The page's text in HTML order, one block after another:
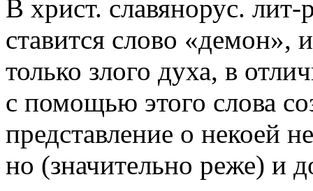
В христ. славянорус. лит-
ставится слово «демон»,
только злого духа, в
с помощью этого слова
представление о некоей
но (значительно реже) и